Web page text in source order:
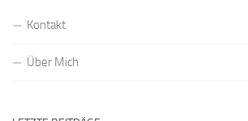
Kontakt
Über Mich